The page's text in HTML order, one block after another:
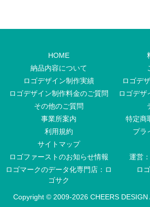
HOME
納品内容について
ロゴデザイン制作実績
ロゴデ
ロゴデザイン制作料金のご質問
ロゴデザ
その他のご質問
事業所案内
特定商
利用規約
プラ
サイトマップ
ロゴファーストのお知らせ情報
運営
ロゴマークのデータ化専門店：ロ
ゴサク
ロ
Copyright © 2009-2026 CHEERS